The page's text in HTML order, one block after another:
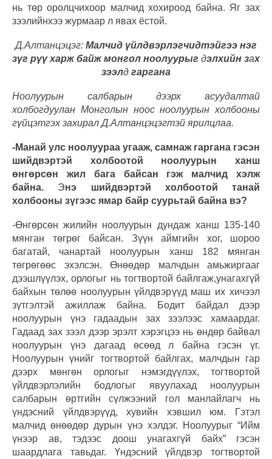
нь төр оролцчихоор малчид хохироод байна. Яг зах
зээлийнхээ журмаар л явах ёстой.
Д.Алтанцэцэг: Малчид үйлдвэрлэгчидтэйгээ нэг
зүг рүү харж байж монгол ноолуурыг дэлхийн зах
зээлд гаргана
Ноолуурын салбарын дээрх асуудалтай
холбогдуулан Монголын ноос ноолуурын холбооны
гүйцэтгэх захирал Д.Алтанцэцэгтэй ярилцлаа.
-Манай улс ноолуураа угааж, самнаж гаргана гэсэн
шийдвэртэй холбоотой ноолуурын ханш
өнгөрсөн жил бага байсан гэж малчид хэлж
байна. Энэ шийдвэртэй холбоотой танай
холбооны зүгээс ямар байр суурьтай байна вэ?
-Өнгөрсөн жилийн ноолуурын дундаж ханш 135-140
мянган төгрөг байсан. Зүүн аймгийн хог, шороо
багатай, чанартай ноолуурын ханш 182 мянган
төгрөгөөс эхэлсэн. Өнөөдөр малчдын амьжиргааг
дээшлүүлэх, орлогыг нь тогтвортой байлгаж,унагахгүй
байхын төлөө ноолуурын үйлдвэрүүд маш их хичээл
зүтгэлтэй ажиллаж байна. Бодит байдал дээр
ноолуурын үнэ гадаадын зах зээлээс хамаардаг.
Гадаад зах зээл дээр эрэлт хэрэгцээ нь өндөр байвал
ноолуурын үнэ дагаад өсөөд л байна гэсэн үг.
Ноолуурын үнийг тогтвортой байлгах, малчдын гар
дээрх мөнгөн орлогыг нэмэгдүүлэх, тогтвортой
үйлдвэрлэлийн бодлогыг явуулахад ноолуурын
салбарын өртгийн сүлжээний гол манлайлагч нь
үндэсний үйлдвэрүүд, хувийн хэвшил юм. Гэтэл
малчид өнөөдөр дурын үнэ хэлдэг. Ноолуурыг “Ийм
үнээр ав, тэдээс доош унагахгүй байх” гэсэн
шаардлага тавьдаг. Үндэсний үйлдвэр тогтвортой